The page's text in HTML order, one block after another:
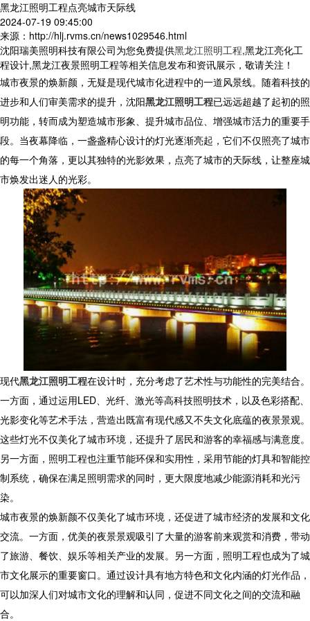
黑龙江照明工程点亮城市天际线
2024-07-19 09:45:00
来源：http://hlj.rvms.cn/news1029546.html
沈阳瑞美照明科技有限公司为您免费提供黑龙江照明工程,黑龙江亮化工
程设计,黑龙江夜景照明工程等相关信息发布和资讯展示，敬请关注！
城市夜景的焕新颜，无疑是现代城市化进程中的一道风景线。随着科技的
进步和人们审美需求的提升，沈阳黑龙江照明工程已远远超越了起初的照
明功能，转而成为塑造城市形象、提升城市品位、增强城市活力的重要手
段。当夜幕降临，一盏盏精心设计的灯光逐渐亮起，它们不仅照亮了城市
的每一个角落，更以其独特的光影效果，点亮了城市的天际线，让整座城
市焕发出迷人的光彩。
现代黑龙江照明工程在设计时，充分考虑了艺术性与功能性的完美结合。
一方面，通过运用LED、光纤、激光等高科技照明技术，以及色彩搭配、
光影变化等艺术手法，营造出既富有现代感又不失文化底蕴的夜景景观。
这些灯光不仅美化了城市环境，还提升了居民和游客的幸福感与满意度。
另一方面，照明工程也注重节能环保和实用性，采用节能的灯具和智能控
制系统，确保在满足照明需求的同时，更大限度地减少能源消耗和光污
染。
城市夜景的焕新颜不仅美化了城市环境，还促进了城市经济的发展和文化
交流。一方面，优美的夜景景观吸引了大量的游客前来观赏和消费，带动
了旅游、餐饮、娱乐等相关产业的发展。另一方面，照明工程也成为了城
市文化展示的重要窗口。通过设计具有地方特色和文化内涵的灯光作品，
可以加深人们对城市文化的理解和认同，促进不同文化之间的交流和融
合。